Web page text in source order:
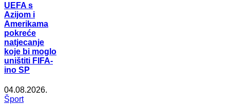
UEFA s
Azijom i
Amerikama
pokreće
natjecanje
koje bi moglo
uništiti FIFA-
ino SP
04.08.2026.
Šport